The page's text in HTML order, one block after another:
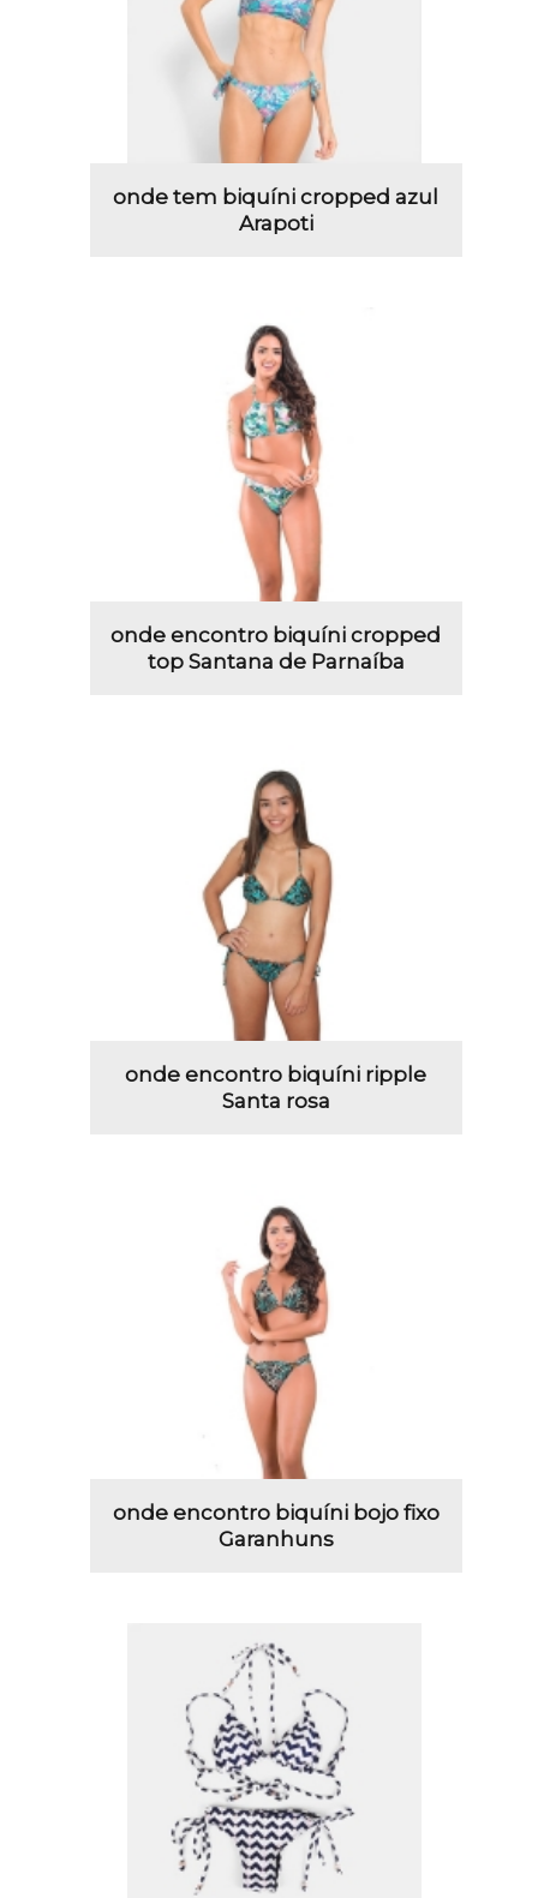
onde tem biquíni cropped azul
Arapoti
onde encontro biquíni cropped
top Santana de Parnaíba
onde encontro biquíni ripple
Santa rosa
onde encontro biquíni bojo fixo
Garanhuns